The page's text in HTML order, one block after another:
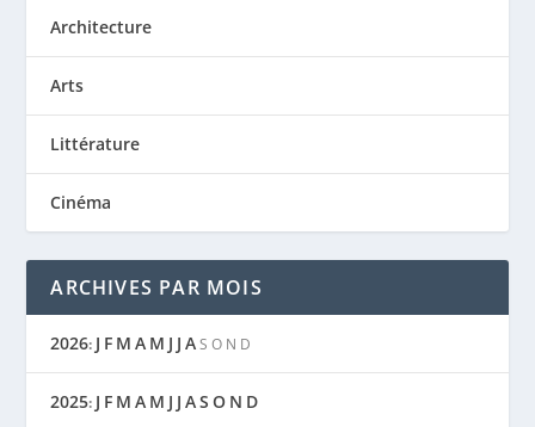
Architecture
Arts
Littérature
Cinéma
ARCHIVES PAR MOIS
2026: J F M A M J J A S O N D
2025: J F M A M J J AS O N D